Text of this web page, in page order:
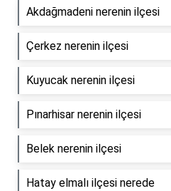
Akdağmadeni nerenin ilçesi
Çerkez nerenin ilçesi
Kuyucak nerenin ilçesi
Pınarhisar nerenin ilçesi
Belek nerenin ilçesi
Hatay elmalı ilçesi nerede